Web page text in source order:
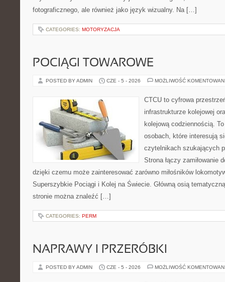
fotograficznego, ale również jako język wizualny. Na […]
CATEGORIES: MOTORYZACJA
POCIĄGI TOWAROWE
POSTED BY ADMIN CZE - 5 - 2026 MOŻLIWOŚĆ
CTCU to cyfrowa
infrastrukturze kolejowej
kolejową codziennością.
osobach, które interesują
czytelnikach szukających
Strona łączy zamiłowanie
dzięki czemu może zainteresować zarówno miłośników
Superszybkie Pociągi i Kolej na Świecie. Główną osią
stronie można znaleźć […]
CATEGORIES: PERM
NAPRAWY I PRZERÓBKI
POSTED BY ADMIN CZE - 5 - 2026 MOŻLIWOŚĆ